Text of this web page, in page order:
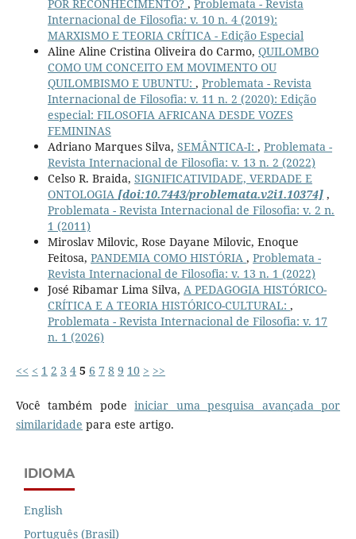
POR RECONHECIMENTO? , Problemata - Revista
Internacional de Filosofia: v. 10 n. 4 (2019):
MARXISMO E TEORIA CRÍTICA - Edição Especial
Aline Aline Cristina Oliveira do Carmo, QUILOMBO
COMO UM CONCEITO EM MOVIMENTO OU
QUILOMBISMO E UBUNTU: , Problemata - Revista
Internacional de Filosofia: v. 11 n. 2 (2020): Edição
especial: FILOSOFIA AFRICANA DESDE VOZES
FEMININAS
Adriano Marques Silva, SEMÂNTICA-I: , Problemata -
Revista Internacional de Filosofia: v. 13 n. 2 (2022)
Celso R. Braida, SIGNIFICATIVIDADE, VERDADE E
ONTOLOGIA [doi:10.7443/problemata.v2i1.10374],
Problemata - Revista Internacional de Filosofia: v. 2 n.
1 (2011)
Miroslav Milovic, Rose Dayane Milovic, Enoque
Feitosa, PANDEMIA COMO HISTÓRIA , Problemata -
Revista Internacional de Filosofia: v. 13 n. 1 (2022)
José Ribamar Lima Silva, A PEDAGOGIA HISTÓRICO-
CRÍTICA E A TEORIA HISTÓRICO-CULTURAL: ,
Problemata - Revista Internacional de Filosofia: v. 17
n. 1 (2026)
<< < 1 2 3 4 5 6 7 8 9 10 > >>
Você também podeiniciar uma pesquisa avançada por
similaridade para este artigo.
IDIOMA
English
Português (Brasil)